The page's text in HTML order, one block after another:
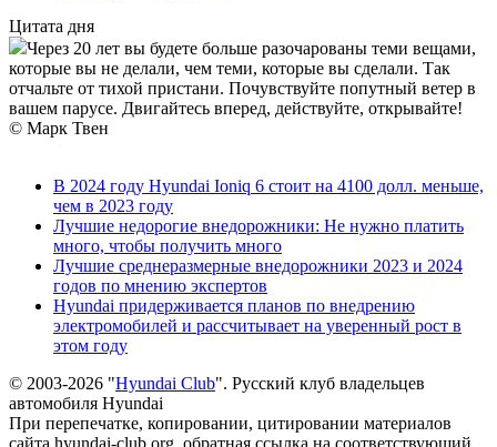
Цитата дня
Через 20 лет вы будете больше разочарованы теми вещами,
которые вы не делали, чем теми, которые вы сделали. Так
отчальте от тихой пристани. Почувствуйте попутный ветер в
вашем парусе. Двигайтесь вперед, действуйте, открывайте!
© Марк Твен
В 2024 году Hyundai Ioniq 6 стоит на 4100 долл. меньше,
чем в 2023 году
Лучшие недорогие внедорожники: Не нужно платить
много, чтобы получить много
Лучшие среднеразмерные внедорожники 2023 и 2024
годов по мнению экспертов
Hyundai придерживается планов по внедрению
электромобилей и рассчитывает на уверенный рост в
этом году
© 2003-2026 "Hyundai Club". Русский клуб владельцев
автомобиля Hyundai
При перепечатке, копировании, цитировании материалов